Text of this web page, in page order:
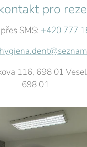
pro
SMS: +420 777
116, 698 01
698 01